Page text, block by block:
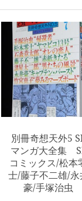
別冊奇想天外5
マンガ大全集
コミックス/松本
士/藤子不二雄/永
豪/手塚治虫